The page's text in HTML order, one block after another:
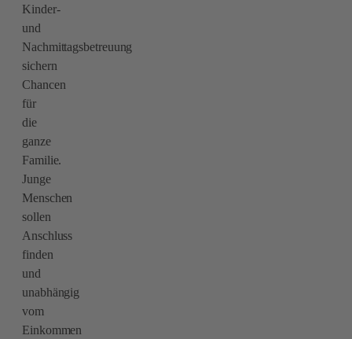
Kinder-
und
Nachmittagsbetreuung
sichern
Chancen
für
die
ganze
Familie.
Junge
Menschen
sollen
Anschluss
finden
und
unabhängig
vom
Einkommen